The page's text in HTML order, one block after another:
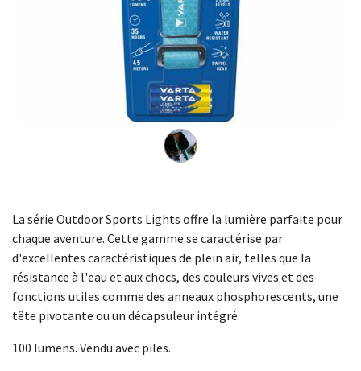
La série Outdoor Sports Lights offre la lumière parfaite pour
chaque aventure. Cette gamme se caractérise par
d'excellentes caractéristiques de plein air, telles que la
résistance à l'eau et aux chocs, des couleurs vives et des
fonctions utiles comme des anneaux phosphorescents, une
tête pivotante ou un décapsuleur intégré.
100 lumens. Vendu avec piles.